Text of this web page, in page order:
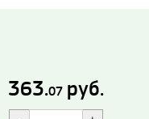
363.07 руб.